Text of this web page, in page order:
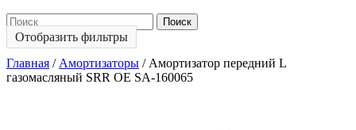
Поиск
Отобразить фильтры
Главная / Амортизаторы / Амортизатор передний L
газомасляный SRR OE SA-160065